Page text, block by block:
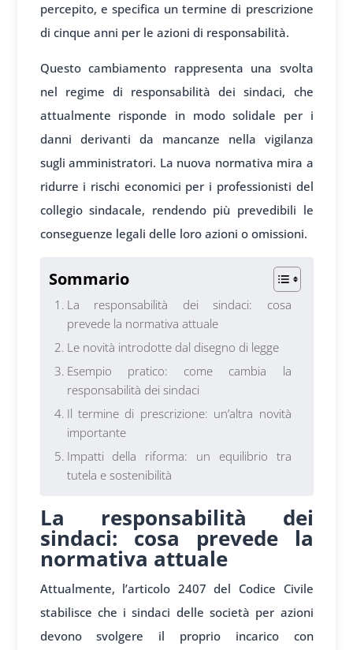
percepito, e specifica un termine di prescrizione
di cinque anni per le azioni di responsabilità.
Questo cambiamento rappresenta una svolta
nel regime di responsabilità dei sindaci, che
attualmente risponde in modo solidale per i
danni derivanti da mancanze nella vigilanza
sugli amministratori. La nuova normativa mira a
ridurre i rischi economici per i professionisti del
collegio sindacale, rendendo più prevedibili le
conseguenze legali delle loro azioni o omissioni.
Sommario
La responsabilità dei sindaci: cosa
prevede la normativa attuale
Le novità introdotte dal disegno di legge
Esempio pratico: come cambia la
responsabilità dei sindaci
Il termine di prescrizione: un’altra novità
importante
Impatti della riforma: un equilibrio tra
tutela e sostenibilità
La responsabilità dei
sindaci: cosa prevede la
normativa attuale
Attualmente, l’articolo 2407 del Codice Civile
stabilisce che i sindaci delle società per azioni
devono svolgere il proprio incarico con